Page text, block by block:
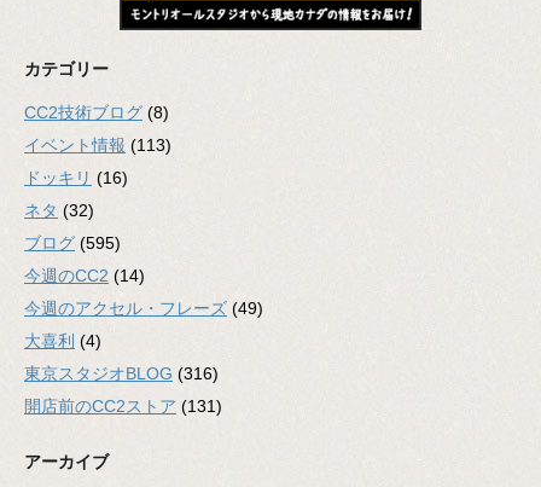
カテゴリー
CC2技術ブログ (8)
イベント情報 (113)
ドッキリ (16)
ネタ (32)
ブログ (595)
今週のCC2 (14)
今週のアクセル・フレーズ (49)
大喜利 (4)
東京スタジオBLOG (316)
開店前のCC2ストア (131)
アーカイブ